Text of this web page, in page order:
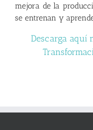
mejora de la
se entrenan y
Descarga aquí